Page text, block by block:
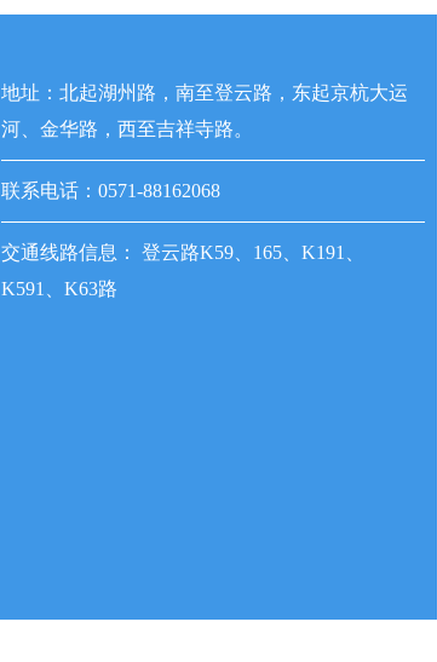
地址：北起湖州路，南至登云路，东起京杭大运
河、金华路，西至吉祥寺路。
联系电话：0571-88162068
交通线路信息： 登云路K59、165、K191、
K591、K63路